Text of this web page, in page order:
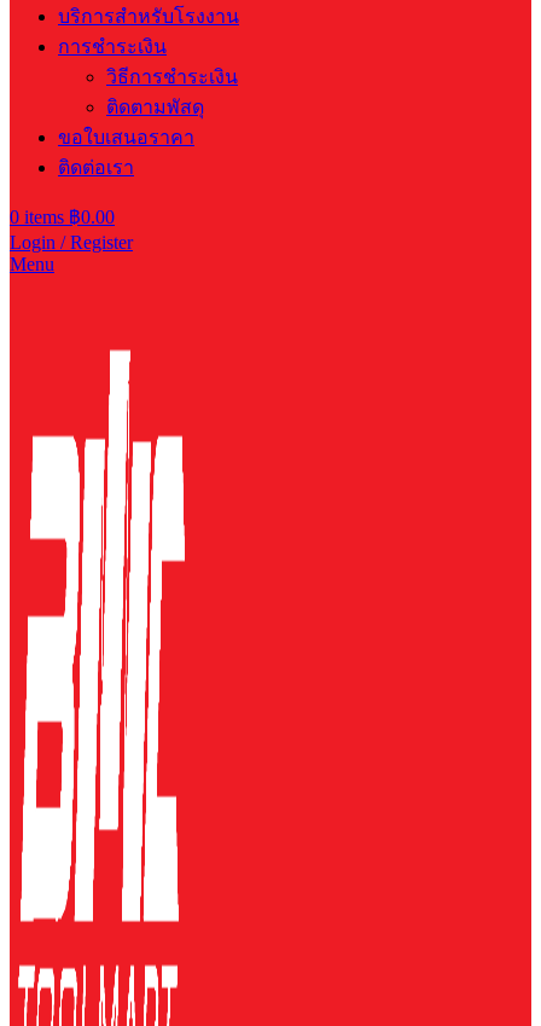
บริการสำหรับโรงงาน
การชำระเงิน
วิธีการชำระเงิน
ติดตามพัสดุ
ขอใบเสนอราคา
ติดต่อเรา
0 items ฿0.00
Login / Register
Menu